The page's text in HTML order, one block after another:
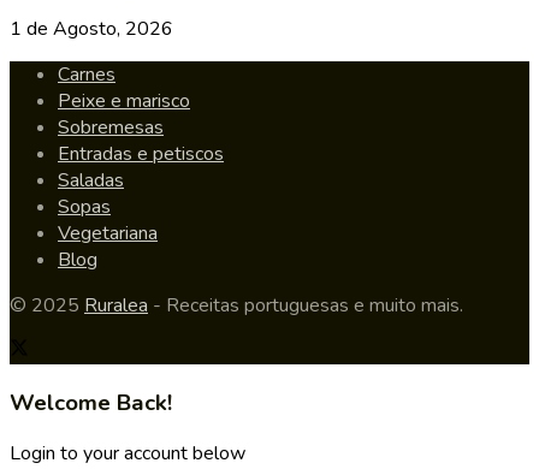
1 de Agosto, 2026
Carnes
Peixe e marisco
Sobremesas
Entradas e petiscos
Saladas
Sopas
Vegetariana
Blog
© 2025 Ruralea - Receitas portuguesas e muito mais.
Welcome Back!
Login to your account below